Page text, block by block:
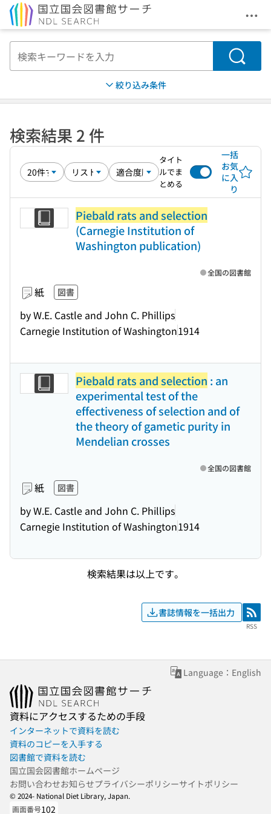
メ
検索
絞り込み条件
検索結果 2 件
タイト
ルでま
とめる
一括
お気
に入
り
Piebald rats and selection
(Carnegie Institution of
Washington publication)
紙 図書
by W.E. Castle and John C. Phillips
Carnegie Institution of Washington1914
全国の図書館
Piebald rats and selection : an
experimental test of the
effectiveness of selection and of
the theory of gametic purity in
Mendelian crosses
紙 図書
by W.E. Castle and John C. Phillips
Carnegie Institution of Washington1914
全国の図書館
検索結果は以上です。
書誌情報を一括出力 RSS
RSS
Language：English
資料にアクセスするための手段
インターネットで資料を読む
資料のコピーを入手する
図書館で資料を読む
国立国会図書館ホームページ
お問い合わせお知らせプライバシーポリシーサイトポリシー
© 2024- National Diet Library, Japan.
画面番号102